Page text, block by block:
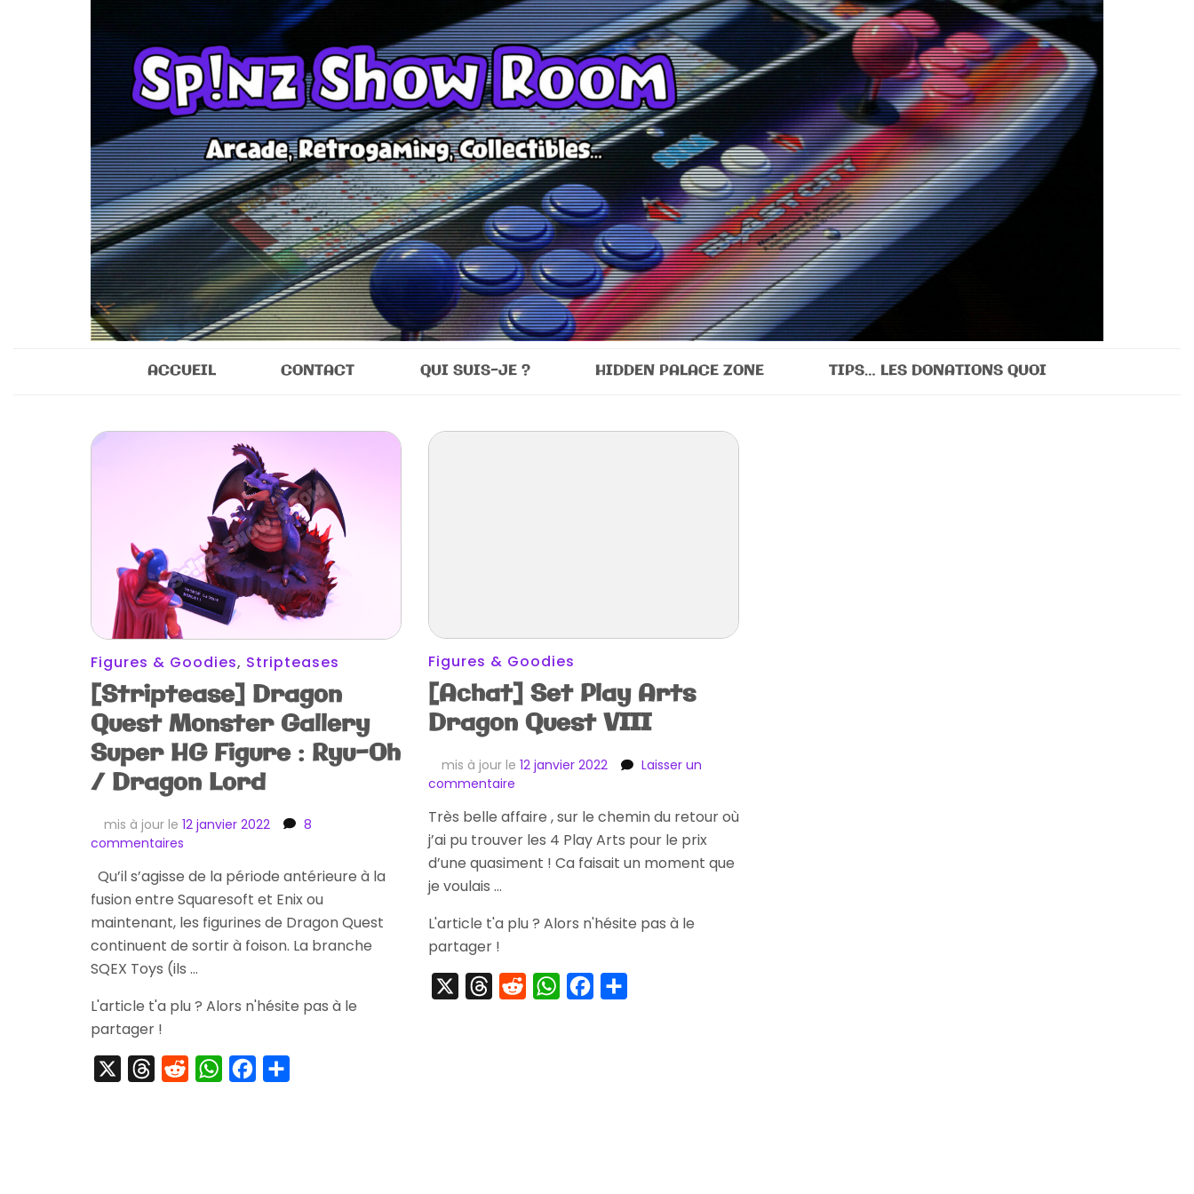
Sp!nz Show Room
ACCUEIL CONTACT QUI SUIS-JE ? HIDDEN PALACE ZONE TIPS… LES DONATIONS QUOI
Figures & Goodies, Stripteases
[Striptease] Dragon
Quest Monster Gallery
Super HG Figure : Ryu-Oh
/ Dragon Lord
mis à jour le 12 janvier 2022
8
commentaires
Dragon
Quest
Monster
Gallery
Super
HG
:
/
Dragon
Qu’il s’agisse de la période antérieure à la
fusion entre Squaresoft et Enix ou
maintenant, les figurines de Dragon Quest
continuent de sortir à foison. La branche
SQEX Toys (ils …
L'article t'a plu ? Alors n'hésite pas à le
partager !
ThreadsRedditWhatsAppFacebook
Figures & Goodies
[Achat] Set Play Arts
Dragon Quest VIII
mis à jour le 12 janvier 2022
Laisser un
commentairesur
Set
Play
Arts
VIII
Très belle affaire , sur le chemin du retour où
j’ai pu trouver les 4 Play Arts pour le prix
d’une quasiment ! Ca faisait un moment que
je voulais …
L'article t'a plu ? Alors n'hésite pas à le
partager !
ThreadsRedditWhatsAppFacebook